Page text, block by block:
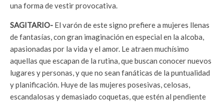
una forma de vestir provocativa.
SAGITARIO- El varón de este signo prefiere a mujeres llenas
de fantasías, con gran imaginación en especial en la alcoba,
apasionadas por la vida y el amor. Le atraen muchísimo
aquellas que escapan de la rutina, que buscan conocer nuevos
lugares y personas, y que no sean fanáticas de la puntualidad
y planificación. Huye de las mujeres posesivas, celosas,
escandalosas y demasiado coquetas, que estén al pendiente